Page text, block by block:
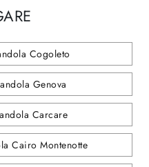
Cogoleto
Genova
Carcare
Cairo Montenotte